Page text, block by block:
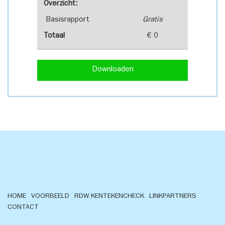
Overzicht:
Basisrapport Gratis
Totaal € 0
Downloaden
HOME VOORBEELD RDW KENTEKENCHECK
LINKPARTNERS
CONTACT